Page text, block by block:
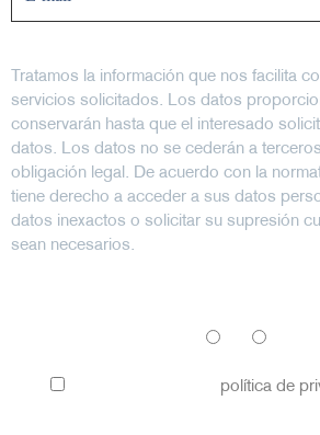
Tratamos la información que nos facilita
servicios solicitados. Los datos
conservarán hasta que el interesado
datos. Los datos no se cederán a
obligación legal. De acuerdo con la
tiene derecho a acceder a sus datos
datos inexactos o solicitar su supresión
sean necesarios.
SI
NO
política de